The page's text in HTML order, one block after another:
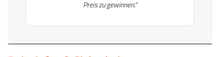
Preis zu gewinnen.”